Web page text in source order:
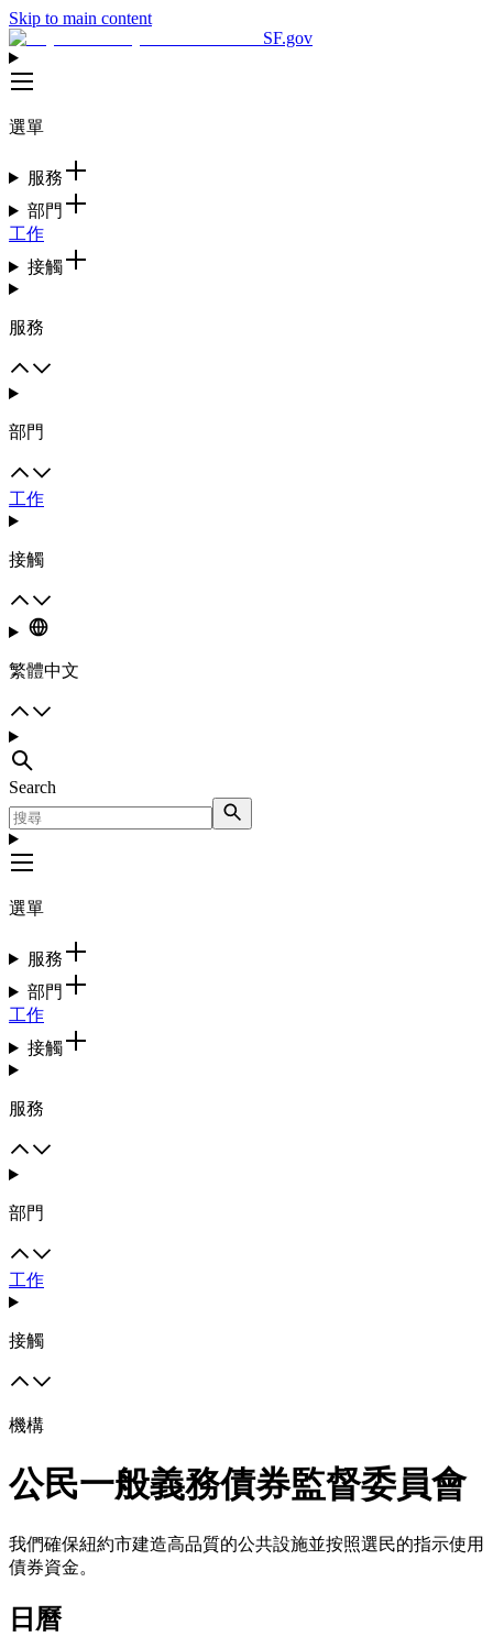
Skip to main content
SF.gov
選單
服務
部門
工作
接觸
服務
部門
工作
接觸
繁體中文
Search
選單
服務
部門
工作
接觸
服務
部門
工作
接觸
機構
公民一般義務債券監督委員會
我們確保紐約市建造高品質的公共設施並按照選民的指示使用
債券資金。
日曆